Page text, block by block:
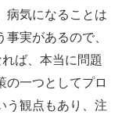
病気になることは
実があるので、
ば、本当に問題
の一つとしてプロ
う観点もあり、注